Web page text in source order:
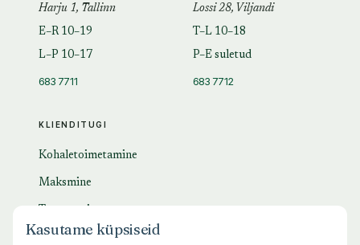
KLIENDITUGI
Kohaletoimetamine
Maksmine
KKK
Harju 1, Tallinn
E–R 10–19
L–P 10–17
683 7711
Lossi 28, Viljandi
T–L 10–18
P–E suletud
683 7712
Kasutame küpsiseid